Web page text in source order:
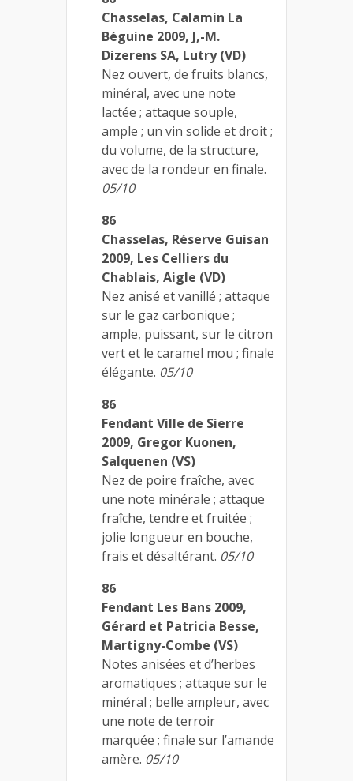
Chasselas, Calamin La
Béguine 2009, J,-M.
Dizerens SA, Lutry (VD)
Nez ouvert, de fruits blancs,
minéral, avec une note
lactée ; attaque souple,
ample ; un vin solide et droit ;
du volume, de la structure,
avec de la rondeur en finale.
05/10
86
Chasselas, Réserve Guisan
2009, Les Celliers du
Chablais, Aigle (VD)
Nez anisé et vanillé ; attaque
sur le gaz carbonique ;
ample, puissant, sur le citron
vert et le caramel mou ; finale
élégante. 05/10
86
Fendant Ville de Sierre
2009, Gregor Kuonen,
Salquenen (VS)
Nez de poire fraîche, avec
une note minérale ; attaque
fraîche, tendre et fruitée ;
jolie longueur en bouche,
frais et désaltérant. 05/10
86
Fendant Les Bans 2009,
Gérard et Patricia Besse,
Martigny-Combe (VS)
Notes anisées et d’herbes
aromatiques ; attaque sur le
minéral ; belle ampleur, avec
une note de terroir
marquée ; finale sur l’amande
amère. 05/10